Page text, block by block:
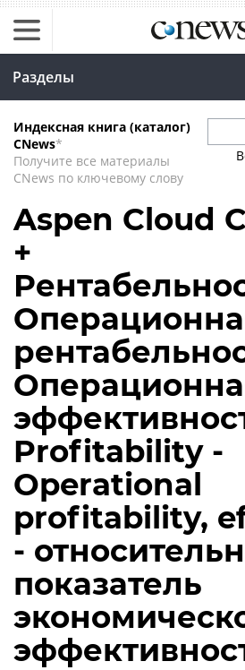
Разделы
Индексная книга (каталог)
CNews*
Получите все материалы
CNews по ключевому слову
Aspen Cloud
+
Profitability -
Operational
profitability,
-
показатель